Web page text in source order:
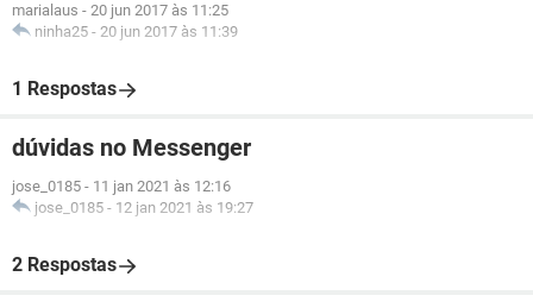
marialaus - 20 jun 2017 às 11:25
ninha25 - 20 jun 2017 às 11:39
1 Respostas
dúvidas no Messenger
jose_0185 - 11 jan 2021 às 12:16
jose_0185 - 12 jan 2021 às 19:27
2 Respostas